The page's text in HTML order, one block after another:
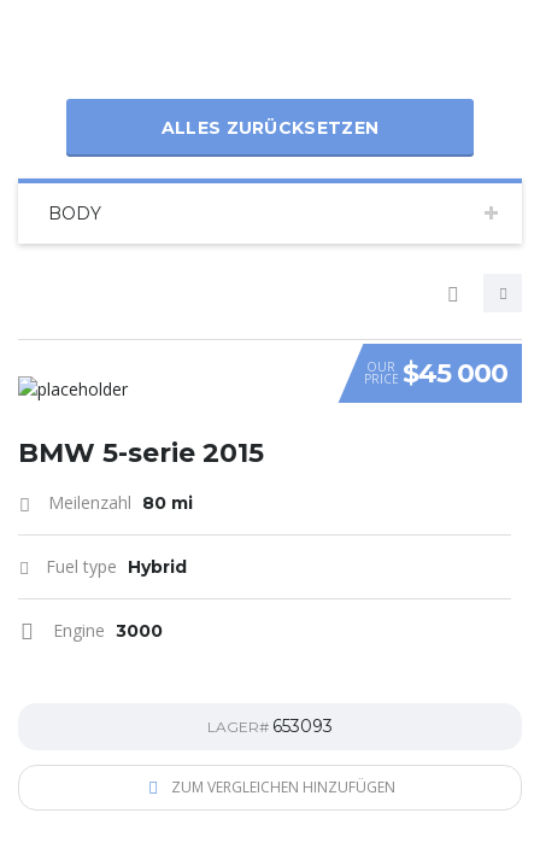
ALLES ZURÜCKSETZEN
BODY
VIDEO
OUR
PRICE $45 000
BMW 5-serie 2015
Meilenzahl 80 mi
Fuel type Hybrid
Engine 3000
LAGER# 653093
ZUM VERGLEICHEN HINZUFÜGEN